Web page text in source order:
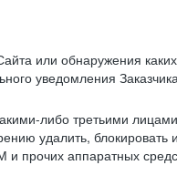
или обнаружения
уведомления
либо третьими
удалить, блокировать
прочих аппаратных